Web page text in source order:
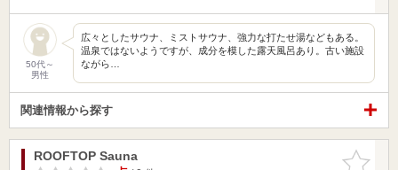
50代～
男性
広々としたサウナ、ミストサウナ、強力な打たせ湯などもある。
温泉ではないようですが、成分を模した露天風呂あり。古い施設
ながら…
関連情報から探す
お気に入
ROOFTOP Sauna